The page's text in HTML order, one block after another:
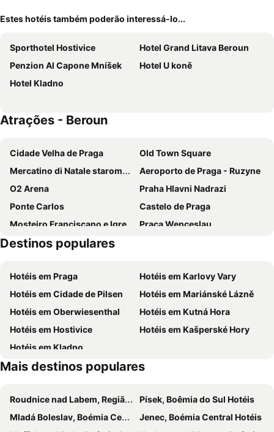
Estes hotéis também poderão interessá-lo...
Sporthotel Hostivice
Hotel Grand Litava Beroun
Penzion Al Capone Mníšek
Hotel U koně
Hotel Kladno
Atrações - Beroun
Cidade Velha de Praga
Old Town Square
Mercatino di Natale staromestske namest
Aeroporto de Praga - Ruzyne
O2 Arena
Praha Hlavni Nadrazi
Ponte Carlos
Castelo de Praga
Mosteiro Franciscano e Igreja de São Tiago Maior
Praça Wenceslau
Holešovice
Nádraží Veleslavín Metro Station
National-Theatre
Nové Město
Parizska
Palladium
Florenc Bus Terminal
Státní hrad Karlstejn
Červený Újezd hrad
Hrad Točník
Automuzeum Praga
Mníšek pod Brdy
Metropole Zličín
Wow show Prague
Labirinto em Petrin
Střížkov Metro Station
Destinos populares
Hotéis em Praga
Hotéis em Karlovy Vary
Hotéis em Cidade de Pilsen
Hotéis em Mariánské Lázně
Hotéis em Oberwiesenthal
Hotéis em Kutná Hora
Hotéis em Hostivice
Hotéis em Kašperské Hory
Hotéis em Kladno
Mais destinos populares
Roudnice nad Labem, Região Usti Hotéis
Písek, Boêmia do Sul Hotéis
Mladá Boleslav, Boémia Central Hotéis
Jenec, Boémia Central Hotéis